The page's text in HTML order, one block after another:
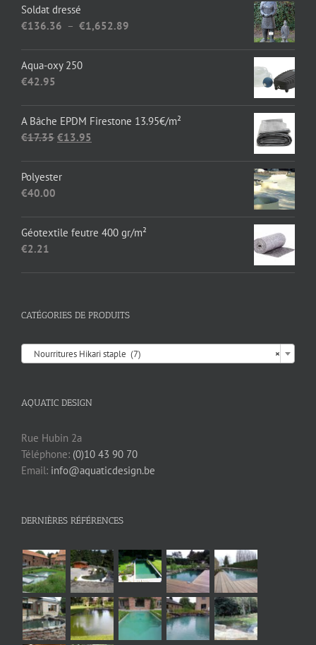
Soldat dressé
€136.36 – €1,652.89
€1,652.89
Aqua-oxy 250
€42.95
A Bâche EPDM Firestone 13.95€/m²
€17.35 Le
€13.95
Polyester
€40.00
Géotextile feutre 400 gr/m²
€2.21
CATÉGORIES DE PRODUITS
×
Nourritures Hikari staple (7)
AQUATIC DESIGN
Rue Hubin 2a
Téléphone: (0)10 43 90 70
Email: info@aquaticdesign.be
DERNIÈRES RÉFÉRENCES